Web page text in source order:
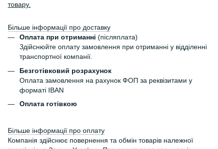
товару.
Більше інформації про доставку
Оплата при отриманні (післяплата)
Здійснюйте оплату замовлення при отриманні у відділенні
транспортної компанії.
Безготівковий розрахунок
Оплата замовлення на рахунок ФОП за реквізитами у
форматі IBAN
Оплата готівкою
Більше інформації про оплату
Компанія здійснює повернення та обмін товарів належної